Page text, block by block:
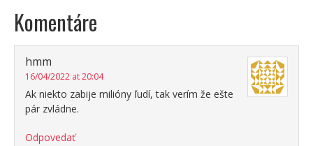
Komentáre
hmm
16/04/2022 at 20:04
Ak niekto zabije milióny ľudí, tak verím že ešte
pár zvládne.
Odpovedať